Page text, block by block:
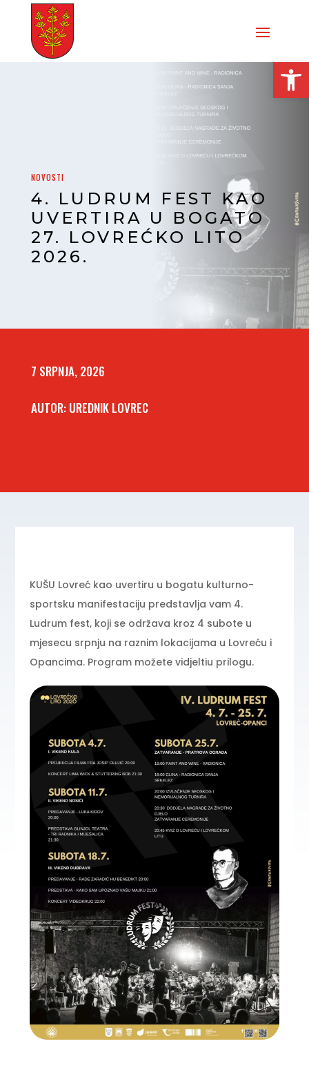
NOVOSTI
4. LUDRUM FEST KAO
UVERTIRA U BOGATO
27. LOVREĆKO LITO
2026.
7 SRPNJA, 2026
AUTOR: UREDNIK LOVREC
KUŠU Lovreć kao uvertiru u bogatu kulturno-
sportsku manifestaciju predstavlja vam 4.
Ludrum fest, koji se održava kroz 4 subote u
mjesecu srpnju na raznim lokacijama u Lovreću i
Opancima. Program možete vidjeltiu prilogu.